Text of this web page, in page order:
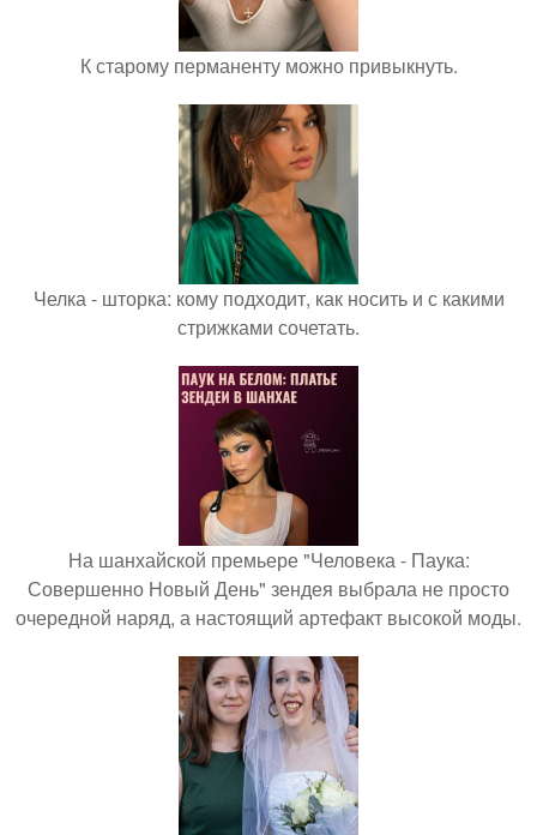
К старому перманенту можно привыкнуть.
Челка - шторка: кому подходит, как носить и с какими
стрижками сочетать.
На шанхайской премьере "Человека - Паука:
Совершенно Новый День" зендея выбрала не просто
очередной наряд, а настоящий артефакт высокой моды.